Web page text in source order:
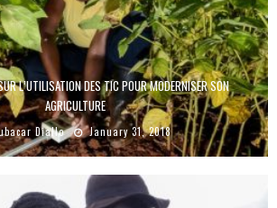
L’UTILISATION DES TIC POUR MODERNISER SON
AGRICULTURE
Diallo January 31, 2018